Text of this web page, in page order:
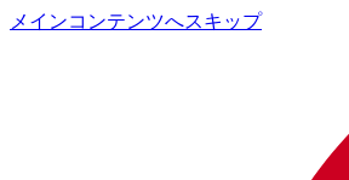
メインコンテンツへスキップ